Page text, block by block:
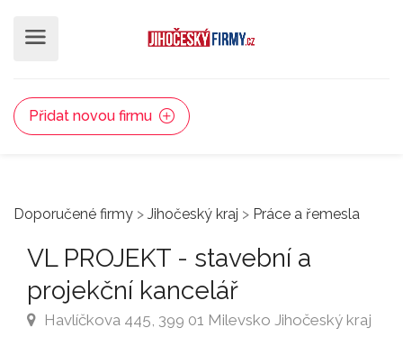
Přidat novou firmu
Doporučené firmy > Jihočeský kraj > Práce a řemesla
VL PROJEKT - stavební a
projekční kancelář
Havlíčkova 445, 399 01 Milevsko Jihočeský kraj